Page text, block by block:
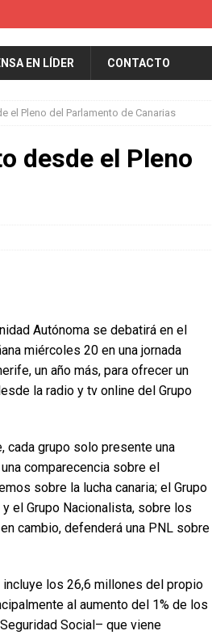
EN LÍDER CONTACTO
el Pleno del Parlamento de Canarias
desde el Pleno
Autónoma se debatirá en el
miércoles 20 en una jornada
un año más, para ofrecer un
la radio y tv online del Grupo
cada grupo solo presente una
comparecencia sobre el
sobre la lucha canaria; el Grupo
el Grupo Nacionalista, sobre los
cambio, defenderá una PNL sobre
los 26,6 millones del propio
al aumento del 1% de los
Social– que viene